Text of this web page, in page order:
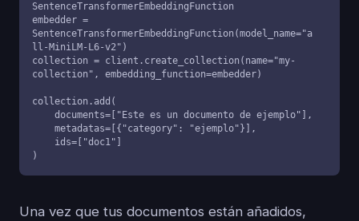
SentenceTransformerEmbeddingFunction
embedder =
SentenceTransformerEmbeddingFunction(model_name="a
ll-MiniLM-L6-v2")
collection = client.create_collection(name="my-
collection", embedding_function=embedder)
collection.add(
)
Una vez que tus documentos están añadidos,